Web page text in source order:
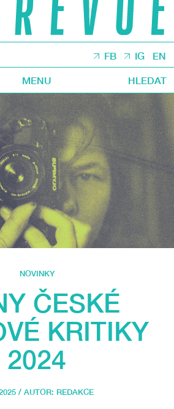
FB IG EN
MENU HLEDAT
NOVINKY
ČESKÉ
KRITIKY
2024
/ AUTOR: REDAKCE